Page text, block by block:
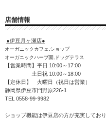
店舗情報
●伊豆月ヶ瀬店●
オーガニックカフェ,ショップ
オーガニックハーブ園,ドッグテラス
【営業時間】平日 10:00～17:00
土日祝 10:00～18:00
【定休日】 火曜日（祝日は営業）
静岡県伊豆市門野原226-1
TEL 0558-99-9982
ショップ機能は伊豆店の方が充実しており